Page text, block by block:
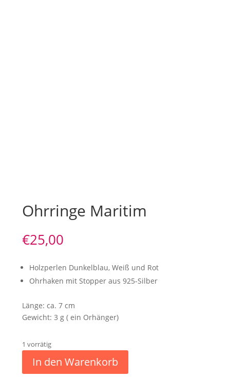
Ohrringe Maritim
€25,00
Holzperlen Dunkelblau, Weiß und Rot
Ohrhaken mit Stopper aus 925-Silber
Länge: ca. 7 cm
Gewicht: 3 g ( ein Orhänger)
1 vorrätig
In den Warenkorb